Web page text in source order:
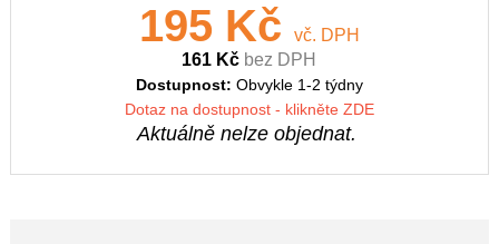
195 Kč
vč. DPH
161 Kč bez DPH
Dostupnost: Obvykle 1-2 týdny
Dotaz na dostupnost - klikněte ZDE
Aktuálně nelze objednat.